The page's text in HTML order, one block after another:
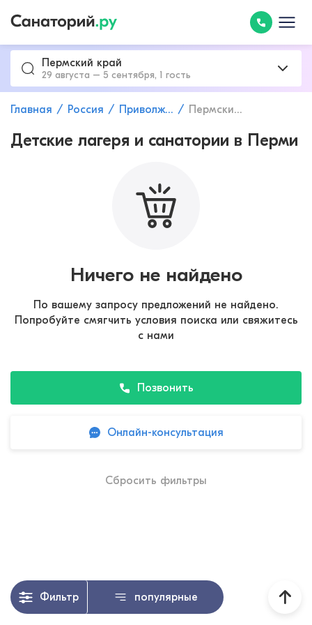
Пермский край
29 августа – 5 сентября, 1 гость
Главная Россия Приволжский федеральный округ Пермский край
Детские лагеря и санатории в Перми
Ничего не найдено
По вашему запросу предложений не найдено.
Попробуйте смягчить условия поиска или свяжитесь
с нами
Позвонить
Онлайн-консультация
Сбросить фильтры
Фильтр популярные